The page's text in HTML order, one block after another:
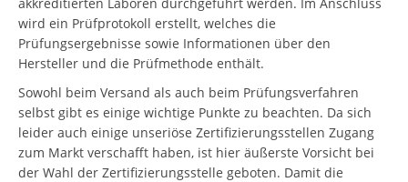
wird ein Prüfprotokoll erstellt, welches die
Prüfungsergebnisse sowie Informationen über den
Hersteller und die Prüfmethode enthält.
Sowohl beim Versand als auch beim Prüfungsverfahren
selbst gibt es einige wichtige Punkte zu beachten. Da sich
leider auch einige unseriöse Zertifizierungsstellen Zugang
zum Markt verschafft haben, ist hier äußerste Vorsicht bei
der Wahl der Zertifizierungsstelle geboten. Damit die